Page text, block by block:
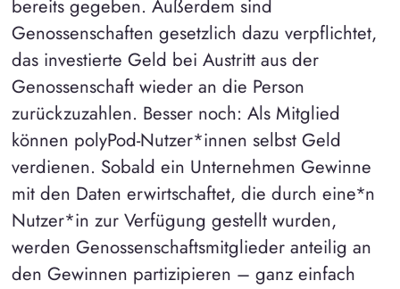
bereits gegeben. Außerdem sind
Genossenschaften gesetzlich dazu verpflichtet,
das investierte Geld bei Austritt aus der
Genossenschaft wieder an die Person
zurückzuzahlen. Besser noch: Als Mitglied
können polyPod-Nutzer*innen selbst Geld
verdienen. Sobald ein Unternehmen Gewinne
mit den Daten erwirtschaftet, die durch eine*n
Nutzer*in zur Verfügung gestellt wurden,
werden Genossenschaftsmitglieder anteilig an
den Gewinnen partizipieren – ganz einfach